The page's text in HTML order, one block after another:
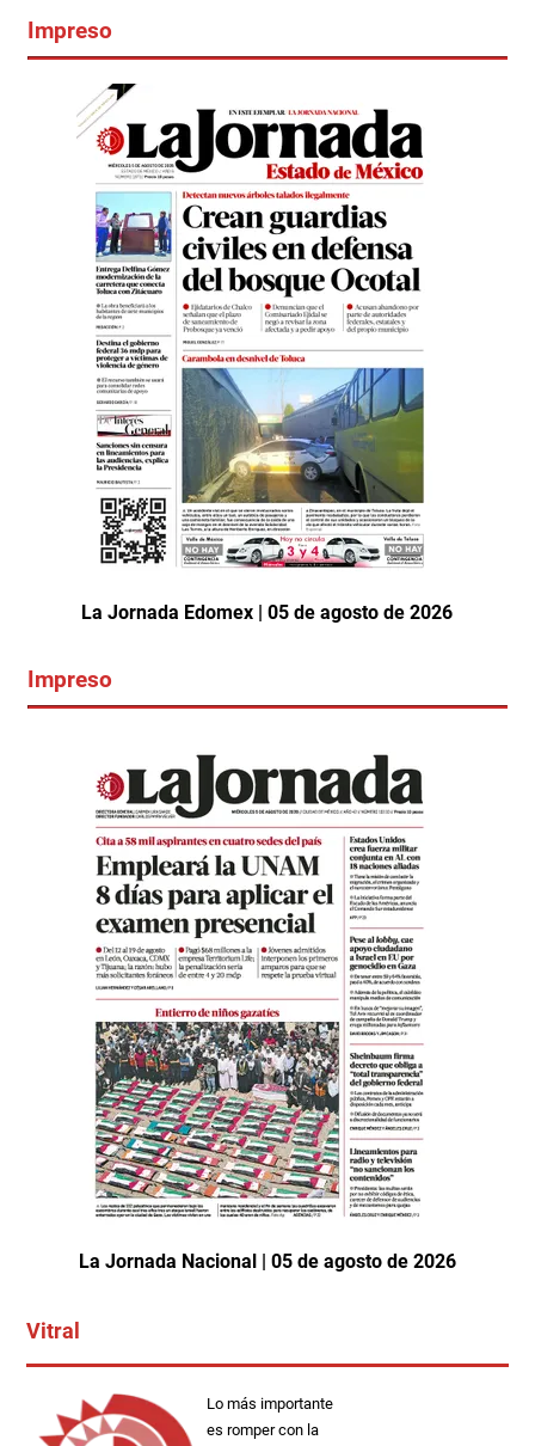
Impreso
La Jornada Edomex | 05 de agosto de 2026
Impreso
La Jornada Nacional | 05 de agosto de 2026
Vitral
Lo más importante
es romper con la